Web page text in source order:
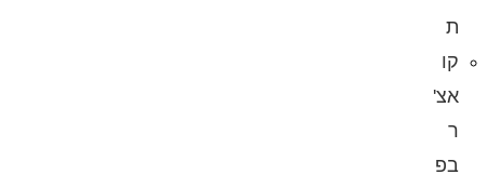
ת
קו
אצ'
ר
בפ